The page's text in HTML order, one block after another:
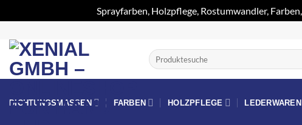
Sprayfarben, Holzpflege, Rostumwandler,
Inhalt
springen
Suchen
nach:
DICHTUNGSMASSEN FARBEN HOLZPFLEGE LEDERWAREN